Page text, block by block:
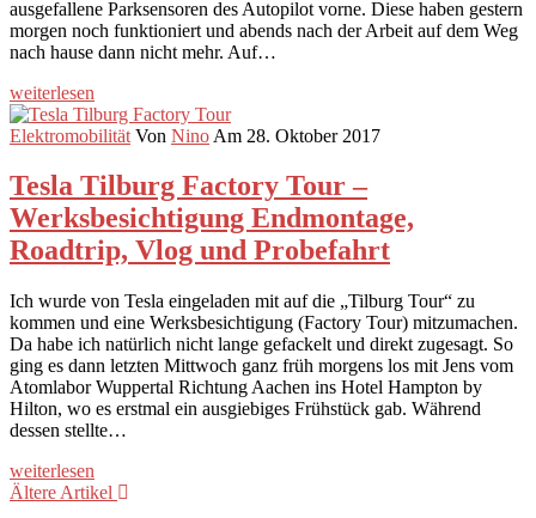
ausgefallene Parksensoren des Autopilot vorne. Diese haben gestern
morgen noch funktioniert und abends nach der Arbeit auf dem Weg
nach hause dann nicht mehr. Auf…
weiterlesen
Elektromobilität Von Nino Am 28. Oktober 2017
Tesla Tilburg Factory Tour –
Werksbesichtigung Endmontage,
Roadtrip, Vlog und Probefahrt
Ich wurde von Tesla eingeladen mit auf die „Tilburg Tour“ zu
kommen und eine Werksbesichtigung (Factory Tour) mitzumachen.
Da habe ich natürlich nicht lange gefackelt und direkt zugesagt. So
ging es dann letzten Mittwoch ganz früh morgens los mit Jens vom
Atomlabor Wuppertal Richtung Aachen ins Hotel Hampton by
Hilton, wo es erstmal ein ausgiebiges Frühstück gab. Während
dessen stellte…
weiterlesen
Ältere Artikel